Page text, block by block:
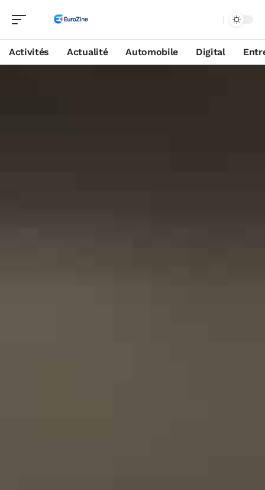
Activités Actualité Automobile Digital